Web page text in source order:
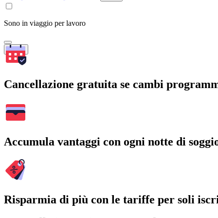
Sono in viaggio per lavoro
Cerca
Cancellazione gratuita se cambi
Accumula vantaggi con ogni notte di
Risparmia di più con le tariffe per soli